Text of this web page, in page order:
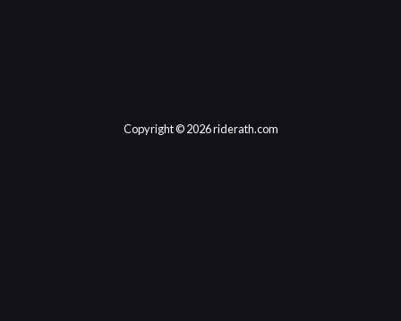
Copyright © 2026 riderath.com